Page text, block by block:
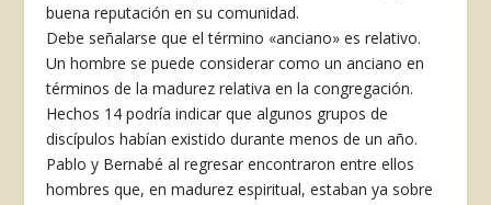
buena reputación en su comunidad.
Debe señalarse que el término «anciano» es relativo.
Un hombre se puede considerar como un anciano en
términos de la madurez relativa en la congregación.
Hechos 14 podría indicar que algunos grupos de
discípulos habían existido durante menos de un año.
Pablo y Bernabé al regresar encontraron entre ellos
hombres que, en madurez espiritual, estaban ya sobre